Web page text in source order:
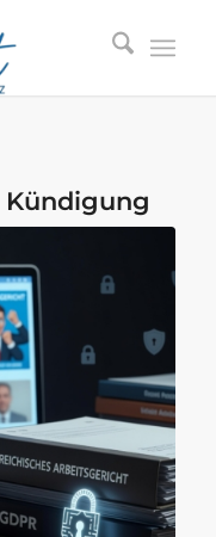
Kündigung